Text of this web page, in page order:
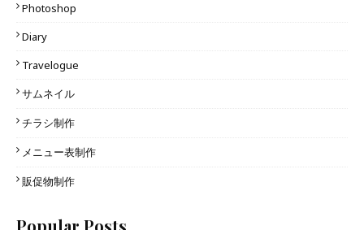
Photoshop
Diary
Travelogue
サムネイル
チラシ制作
メニュー表制作
販促物制作
Popular Posts